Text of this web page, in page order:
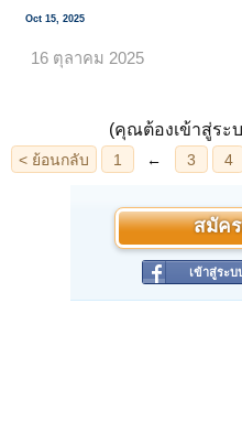
Oct 15, 2025
16 ตุลาคม 2025
(คุณต้องเข้าสู่ระ
สมัค
เข้าสู่ระ